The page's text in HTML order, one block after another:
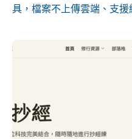
具，檔案不上傳雲端、支援